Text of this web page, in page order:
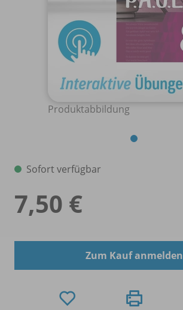
Produktabbildung
Sofort verfügbar
7,50 €
Zum Kauf anmelden